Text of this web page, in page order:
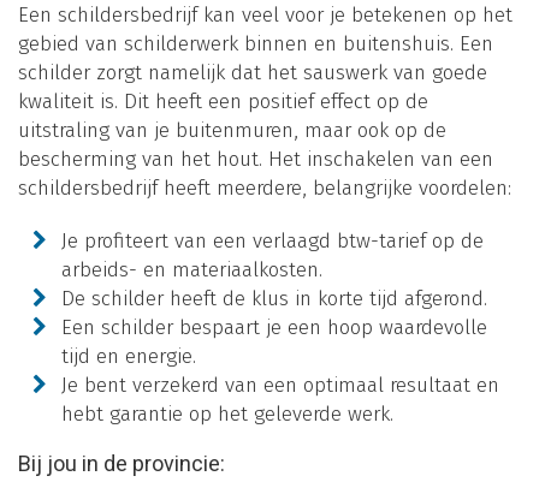
Een schildersbedrijf kan veel voor je betekenen op het
gebied van schilderwerk binnen en buitenshuis. Een
schilder zorgt namelijk dat het sauswerk van goede
kwaliteit is. Dit heeft een positief effect op de
uitstraling van je buitenmuren, maar ook op de
bescherming van het hout. Het inschakelen van een
schildersbedrijf heeft meerdere, belangrijke voordelen:
Je profiteert van een verlaagd btw-tarief op de
arbeids- en materiaalkosten.
De schilder heeft de klus in korte tijd afgerond.
Een schilder bespaart je een hoop waardevolle
tijd en energie.
Je bent verzekerd van een optimaal resultaat en
hebt garantie op het geleverde werk.
Bij jou in de provincie: